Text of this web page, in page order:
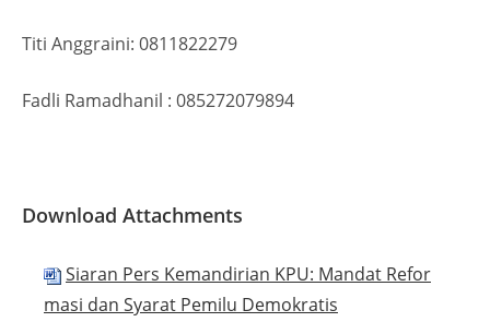
Titi Anggraini: 0811822279
Fadli Ramadhanil : 085272079894
Download Attachments
Siaran Pers Kemandirian KPU: Mandat Refor
masi dan Syarat Pemilu Demokratis